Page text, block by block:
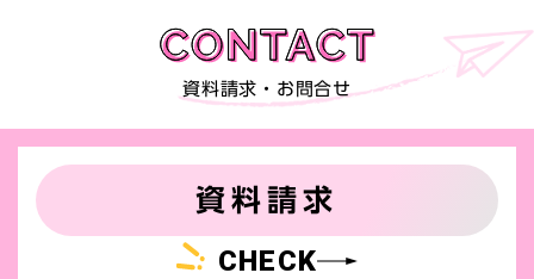
資料請求・お問合せ
資料請求
CHECK